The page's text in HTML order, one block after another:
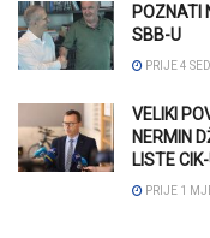
POZNATI
SBB-U
PRIJE 4
VELIKI
NERMIN
LISTE
PRIJE 1